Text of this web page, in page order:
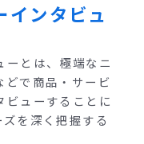
インタビュ
ーとは、極端なニ
で商品・サービ
ビューすることに
を深く把握する